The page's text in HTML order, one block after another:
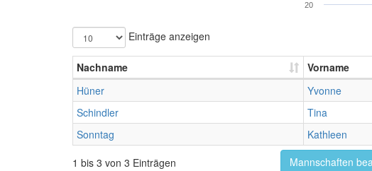
20
Einträge anzeigen
Nachname Vorname
Hüner
Yvonne
Schindler
Tina
Sonntag
Kathleen
1 bis 3 von 3 Einträgen
Mannschaften